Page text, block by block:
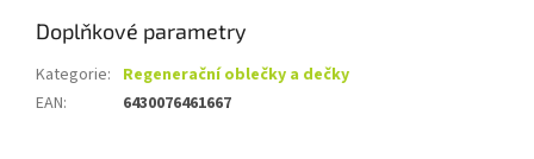
Doplňkové parametry
Kategorie: Regenerační oblečky a dečky
EAN: 6430076461667